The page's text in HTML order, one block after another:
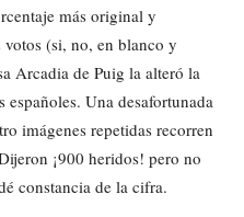
más original y
(si, no, en blanco y
Arcadia de Puig la alteró la
Una desafortunada
imágenes repetidas recorren
¡900 heridos! pero no
constancia de la cifra.